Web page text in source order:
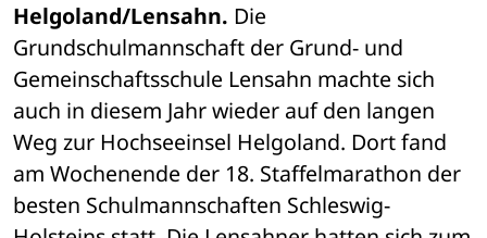
Helgoland/Lensahn. Die
Grundschulmannschaft der Grund- und
Gemeinschaftsschule Lensahn machte sich
auch in diesem Jahr wieder auf den langen
Weg zur Hochseeinsel Helgoland. Dort fand
am Wochenende der 18. Staffelmarathon der
besten Schulmannschaften Schleswig-